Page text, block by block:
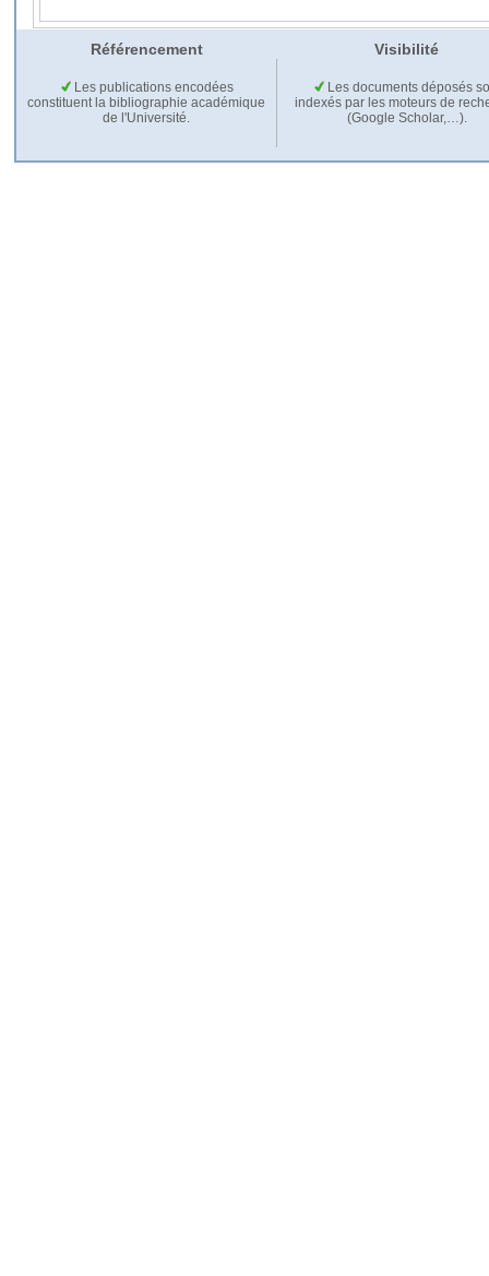
Référencement Visibilité
Les publications encodées
constituent la bibliographie académique
de l'Université.
Les documents déposés
indexés par les moteurs de
(Google Scholar,…).